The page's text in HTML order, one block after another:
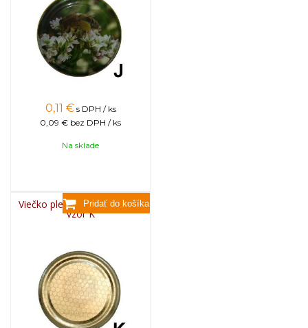
0,11 € s DPH / ks
0,09 € bez DPH / ks
Na sklade
Viečko plechové TWIST 82 -
vzor K